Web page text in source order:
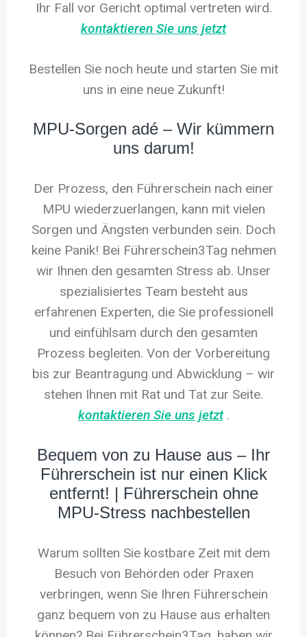
Ihr Fall vor Gericht optimal vertreten wird.
kontaktieren Sie uns jetzt
Bestellen Sie noch heute und starten Sie mit
uns in eine neue Zukunft!
MPU-Sorgen adé – Wir kümmern
uns darum!
Der Prozess, den Führerschein nach einer
MPU wiederzuerlangen, kann mit vielen
Sorgen und Ängsten verbunden sein. Doch
keine Panik! Bei Führerschein3Tag nehmen
wir Ihnen den gesamten Stress ab. Unser
spezialisiertes Team besteht aus
erfahrenen Experten, die Sie professionell
und einfühlsam durch den gesamten
Prozess begleiten. Von der Vorbereitung
bis zur Beantragung und Abwicklung – wir
stehen Ihnen mit Rat und Tat zur Seite.
kontaktieren Sie uns jetzt.
Bequem von zu Hause aus – Ihr
Führerschein ist nur einen Klick
entfernt! | Führerschein ohne
MPU-Stress nachbestellen
Warum sollten Sie kostbare Zeit mit dem
Besuch von Behörden oder Praxen
verbringen, wenn Sie Ihren Führerschein
ganz bequem von zu Hause aus erhalten